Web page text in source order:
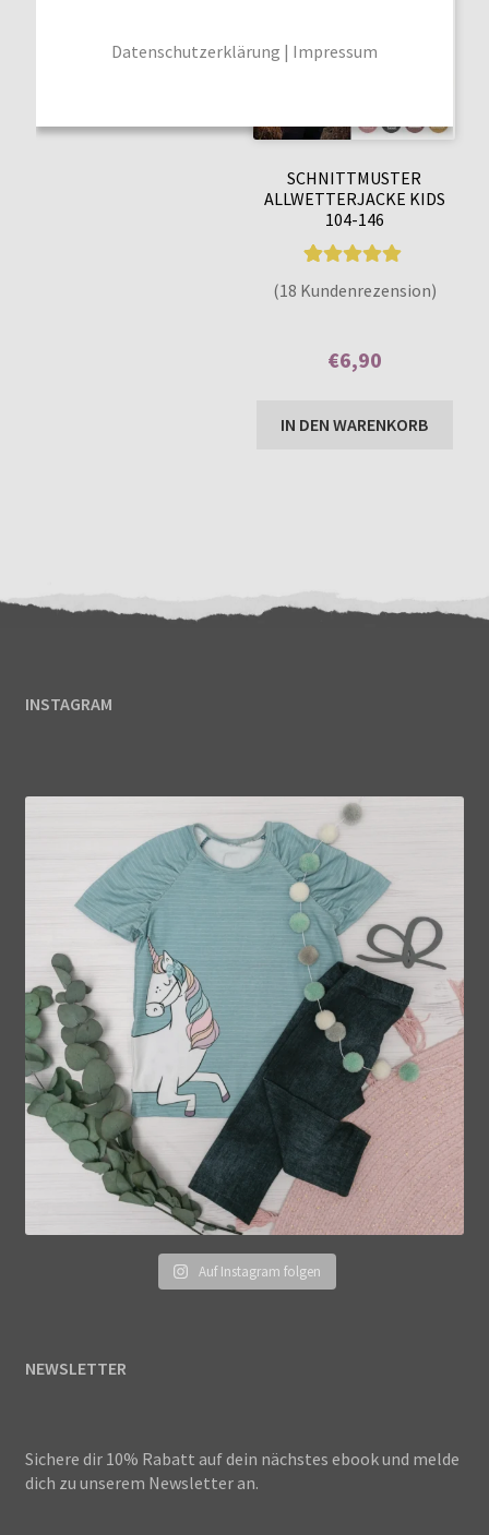
SCHNITTMUSTER
ALLWETTERJACKE KIDS
104-146
Kundenbewer
(18 Kundenrezension)
€6,90
IN DEN WARENKORB
INSTAGRAM
Auf Instagram folgen
NEWSLETTER
Sichere dir 10% Rabatt auf dein nächstes ebook und melde
dich zu unserem Newsletter an.
Datenschutzerklärung | Impressum